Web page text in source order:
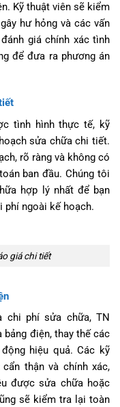
Kỹ thuật viên sẽ kiểm
hư hỏng và các vấn
giá chính xác tình
để đưa ra phương án
tình hình thực tế, kỹ
sửa chữa chi tiết.
rõ ràng và không có
ban đầu. Chúng tôi
hợp lý nhất để bạn
phí ngoài kế hoạch.
giá chi tiết
chi phí sửa chữa, TN
điện, thay thế các
hiệu quả. Các kỹ
thận và chính xác,
được sửa chữa hoặc
sẽ kiểm tra lại toàn